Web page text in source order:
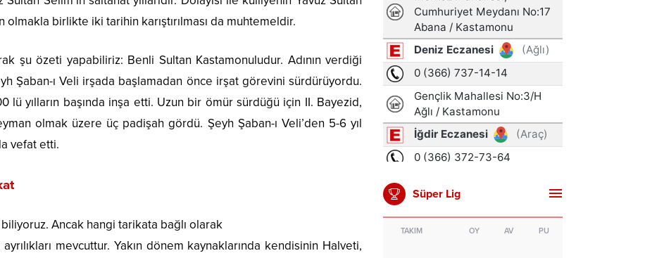
olmakla birlikte iki tarihin karıştırılması da muhtemeldir.
şu özeti yapabiliriz: Benli Sultan Kastamonuludur. Adının verdiği
Şaban-ı Veli irşada başlamadan önce irşat görevini sürdürüyordu.
yılların başında inşa etti. Uzun bir ömür sürdüğü için II. Bayezid,
olmak üzere üç padişah gördü. Şeyh Şaban-ı Veli’den 5-6 yıl
vefat etti.
Ancak hangi tarikata bağlı olarak
mevcuttur. Yakın dönem kaynaklarında kendisinin Halveti,
Süper Lig
TAKIM OY AV PU